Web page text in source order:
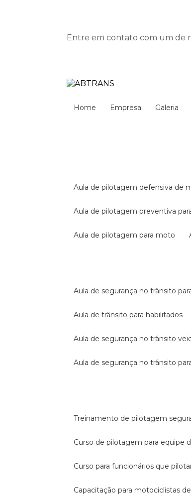
Entre em contato com um de
Home Empresa Galeria
aula de pilotagem defensiva de
aula de pilotagem preventiva
aula de pilotagem para moto
aula de segurança no trânsito
aula de trânsito para habilitados
aula de segurança no trânsito
aula de segurança no trânsito
treinamento de pilotagem
curso de pilotagem para equipe
curso para funcionários que
capacitação para motociclistas